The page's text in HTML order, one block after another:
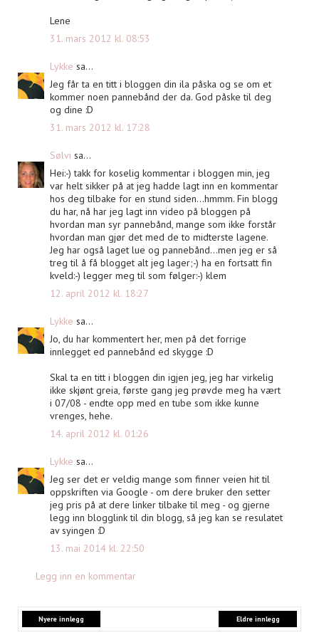
Lene
31. mars 2012 kl. 08:53
Lykke sa...
Jeg får ta en titt i bloggen din ila påska og se om et
kommer noen pannebånd der da. God påske til deg
og dine :D
31. mars 2012 kl. 17:28
Sølvi sa...
Hei:-) takk for koselig kommentar i bloggen min, jeg
var helt sikker på at jeg hadde lagt inn en kommentar
hos deg tilbake for en stund siden...hmmm. Fin blogg
du har, nå har jeg lagt inn video på bloggen på
hvordan man syr pannebånd, mange som ikke forstår
hvordan man gjør det med de to midterste lagene.
Jeg har også laget lue og pannebånd...men jeg er så
treg til å få blogget alt jeg lager;-) ha en fortsatt fin
kveld:-) legger meg til som følger:-) klem
12. april 2012 kl. 18:27
Lykke sa...
Jo, du har kommentert her, men på det forrige
innlegget ed pannebånd ed skygge :D
Skal ta en titt i bloggen din igjen jeg, jeg har virkelig
ikke skjønt greia, første gang jeg prøvde meg ha vært
i 07/08 - endte opp med en tube som ikke kunne
vrenges, hehe.
14. april 2012 kl. 01:26
Lykke sa...
Jeg ser det er veldig mange som finner veien hit til
oppskriften via Google - om dere bruker den setter
jeg pris på at dere linker tilbake til meg - og gjerne
legg inn blogglink til din blogg, så jeg kan se resulatet
av syingen :D
13. mai 2014 kl. 22:50
Legg inn en kommentar
Nyere innlegg Eldre innlegg